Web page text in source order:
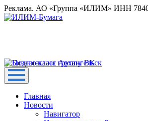
Реклама. АО «Группа «ИЛИМ» ИНН
Главная
Новости
Навигатор